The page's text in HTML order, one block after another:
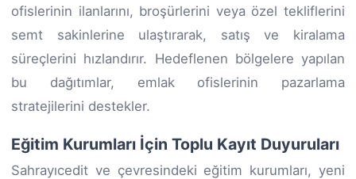
ofislerinin ilanlarını, broşürlerini veya özel tekliflerini
semt sakinlerine ulaştırarak, satış ve kiralama
süreçlerini hızlandırır. Hedeflenen bölgelere yapılan
bu dağıtımlar, emlak ofislerinin pazarlama
stratejilerini destekler.
Eğitim Kurumları İçin Toplu Kayıt Duyuruları
Sahrayıcedit ve çevresindeki eğitim kurumları, yeni